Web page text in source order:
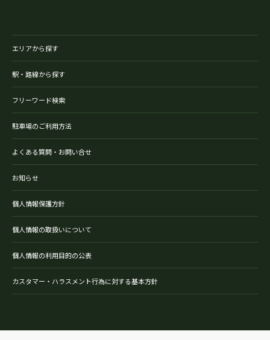
エリアから探す
駅・路線から探す
フリーワード検索
駐車場のご利用方法
よくある質問・お問い合せ
お知らせ
個人情報保護方針
個人情報の取扱いについて
個人情報の利用目的の公表
カスタマー・ハラスメント行為に対する基本方針